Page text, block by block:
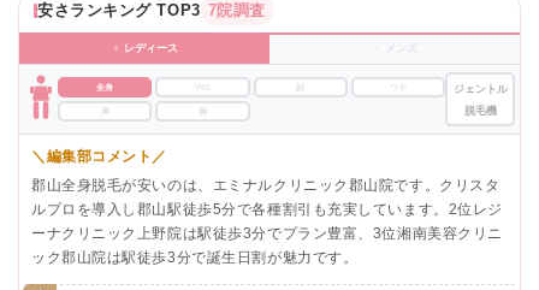
安さランキング TOP3 7院調査
♀ レディース ♂ メンズ
全身 VIO ワキ
脚
ジェントル
脱毛機
＼編集部コメント／
郡山全身脱毛が安いのは、エミナルクリニック郡山院です。クリスタ
ルプロを導入し郡山駅徒歩5分で各種割引も充実しています。2位レジ
ーナクリニック上野院は駅徒歩3分でプラン豊富、3位湘南美容クリニ
ック郡山院は駅徒歩3分で誕生日割が魅力です。